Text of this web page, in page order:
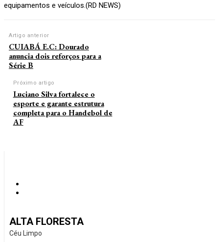
equipamentos e veículos.(RD NEWS)
Artigo anterior
CUIABÁ E.C: Dourado
anuncia dois reforços para a
Série B
Próximo artigo
Luciano Silva fortalece o
esporte e garante estrutura
completa para o Handebol de
AF
ALTA FLORESTA
Céu Limpo